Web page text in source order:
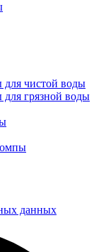
чистой воды
грязной воды
данных